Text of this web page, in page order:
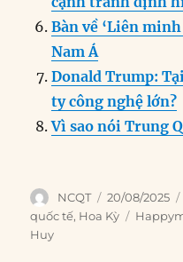
Bàn về ‘Liên
Nam Á
Donald Trump:
ty công nghệ lớn?
Vì sao nói Trung
Author
NCQT
Posted
on
20/08/2025
quốc tế, Hoa Kỳ Tags
Huy